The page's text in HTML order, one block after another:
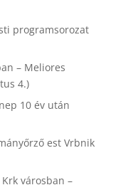
programsorozat
– Meliores
4.)
10 év után
est Vrbnik
városban –